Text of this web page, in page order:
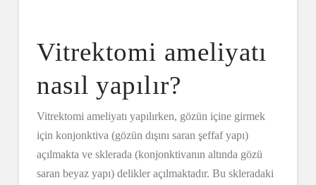
Vitrektomi ameliyatı
nasıl yapılır?
Vitrektomi ameliyatı yapılırken, gözün içine girmek
için konjonktiva (gözün dışını saran şeffaf yapı)
açılmakta ve sklerada (konjonktivanın altında gözü
saran beyaz yapı) delikler açılmaktadır. Bu skleradaki